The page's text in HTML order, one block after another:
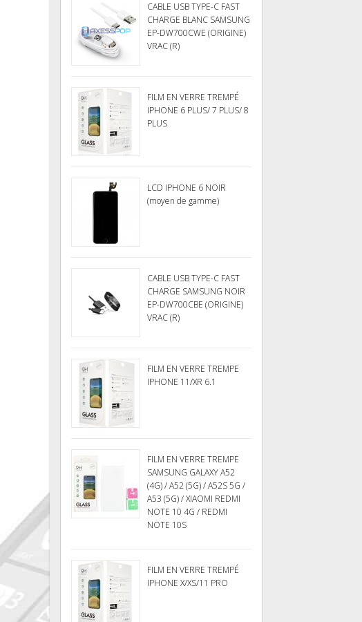
CABLE USB TYPE-C FAST
CHARGE BLANC SAMSUNG
EP-DW700CWE (ORIGINE)
VRAC (R)
FILM EN VERRE TREMPÉ
IPHONE 6 PLUS/ 7 PLUS/ 8
PLUS
LCD IPHONE 6 NOIR
(moyen de gamme)
CABLE USB TYPE-C FAST
CHARGE SAMSUNG NOIR
EP-DW700CBE (ORIGINE)
VRAC (R)
FILM EN VERRE TREMPE
IPHONE 11/XR 6.1
FILM EN VERRE TREMPE
SAMSUNG GALAXY A52
(4G) / A52 (5G) / A52S 5G /
A53 (5G) / XIAOMI REDMI
NOTE 10 4G / REDMI
NOTE 10S
FILM EN VERRE TREMPÉ
IPHONE X/XS/11 PRO